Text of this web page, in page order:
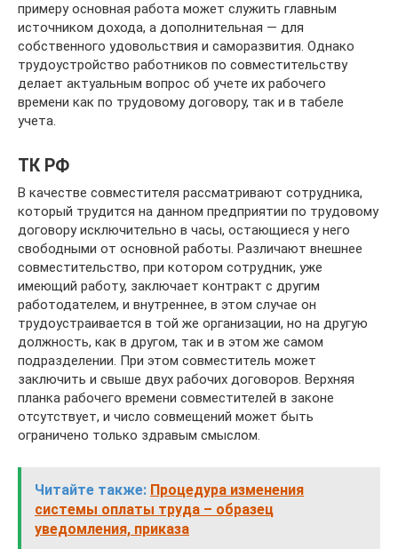
примеру основная работа может служить главным
источником дохода, а дополнительная — для
собственного удовольствия и саморазвития. Однако
трудоустройство работников по совместительству
делает актуальным вопрос об учете их рабочего
времени как по трудовому договору, так и в табеле
учета.
ТК РФ
В качестве совместителя рассматривают сотрудника,
который трудится на данном предприятии по трудовому
договору исключительно в часы, остающиеся у него
свободными от основной работы. Различают внешнее
совместительство, при котором сотрудник, уже
имеющий работу, заключает контракт с другим
работодателем, и внутреннее, в этом случае он
трудоустраивается в той же организации, но на другую
должность, как в другом, так и в этом же самом
подразделении. При этом совместитель может
заключить и свыше двух рабочих договоров. Верхняя
планка рабочего времени совместителей в законе
отсутствует, и число совмещений может быть
ограничено только здравым смыслом.
Читайте также: Процедура изменения
системы оплаты труда – образец
уведомления, приказа